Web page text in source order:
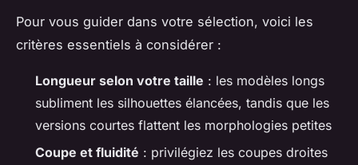
Pour vous guider dans votre sélection, voici les
critères essentiels à considérer :
Longueur selon votre taille : les modèles longs
subliment les silhouettes élancées, tandis que les
versions courtes flattent les morphologies petites
Coupe et fluidité : privilégiez les coupes droites